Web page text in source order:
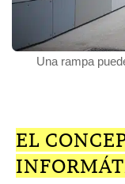
Una rampa
EL